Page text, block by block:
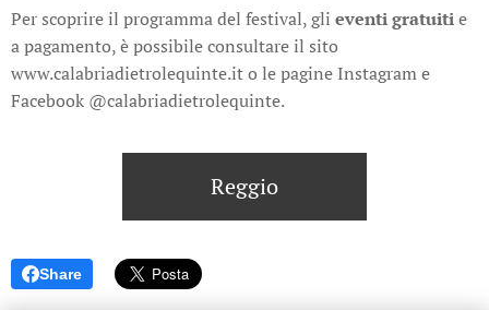
Per scoprire il programma del festival, gli eventi gratuitie
a pagamento, è possibile consultare il sito
www.calabriadietrolequinte.it o le pagine Instagram e
Facebook @calabriadietrolequinte.
Reggio
Share